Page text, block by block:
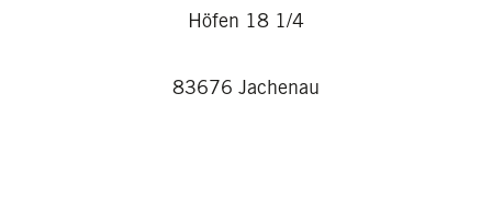
Höfen 18 1/4
83676 Jachenau